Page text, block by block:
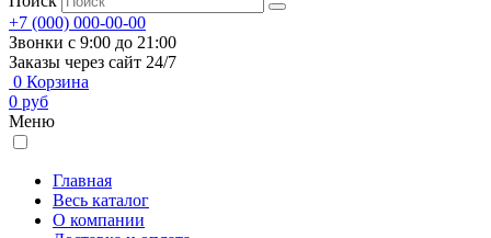
+7 (000) 000-00-00
Звонки с 9:00 до 21:00
Заказы через сайт 24/7
0 Корзина
0 руб
Меню
Главная
Весь каталог
О компании